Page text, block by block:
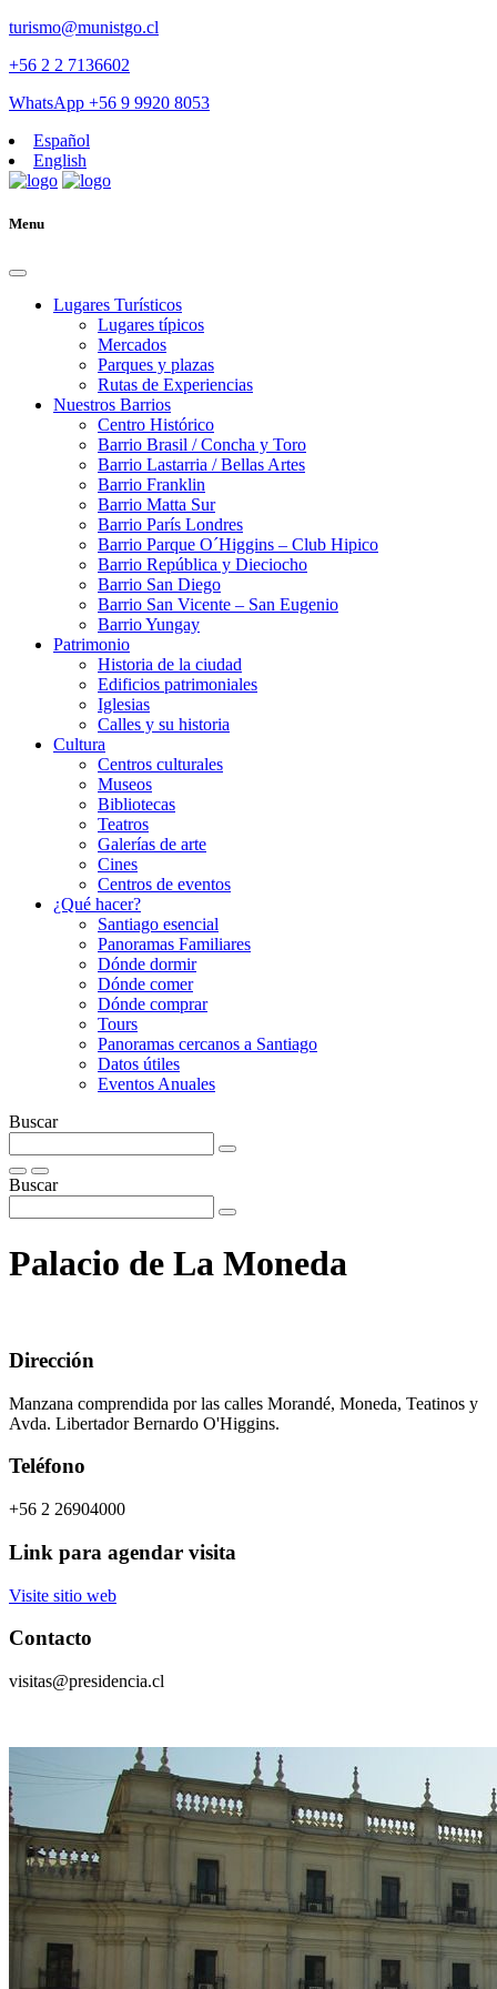
turismo@munistgo.cl
+56 2 2 7136602
WhatsApp +56 9 9920 8053
Español
English
Menu
Lugares Turísticos
Lugares tí­picos
Mercados
Parques y plazas
Rutas de Experiencias
Nuestros Barrios
Centro Histórico
Barrio Brasil / Concha y Toro
Barrio Lastarria / Bellas Artes
Barrio Franklin
Barrio Matta Sur
Barrio Parí­s Londres
Barrio Parque O´Higgins – Club Hipico
Barrio República y Dieciocho
Barrio San Diego
Barrio San Vicente – San Eugenio
Barrio Yungay
Patrimonio
Historia de la ciudad
Edificios patrimoniales
Iglesias
Calles y su historia
Cultura
Centros culturales
Museos
Bibliotecas
Teatros
Galerí­as de arte
Cines
Centros de eventos
¿Qué hacer?
Santiago esencial
Panoramas Familiares
Dónde dormir
Dónde comer
Dónde comprar
Tours
Panoramas cercanos a Santiago
Datos útiles
Eventos Anuales
Buscar
Buscar
Palacio de La Moneda
Dirección
Manzana comprendida por las calles Morandé, Moneda, Teatinos y
Avda. Libertador Bernardo O'Higgins.
Teléfono
+56 2 26904000
Link para agendar visita
Visite sitio web
Contacto
visitas@presidencia.cl